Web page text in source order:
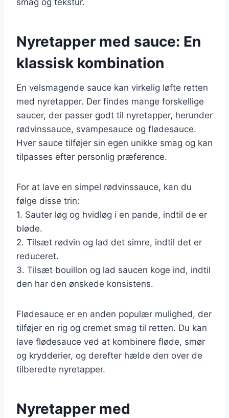
Nyretapper med sauce: En
klassisk kombination
En velsmagende sauce kan virkelig løfte retten
med nyretapper. Der findes mange forskellige
saucer, der passer godt til nyretapper, herunder
rødvinssauce, svampesauce og flødesauce.
Hver sauce tilføjer sin egen unikke smag og kan
tilpasses efter personlig præference.
For at lave en simpel rødvinssauce, kan du
følge disse trin:
1. Sauter løg og hvidløg i en pande, indtil de er
bløde.
2. Tilsæt rødvin og lad det simre, indtil det er
reduceret.
3. Tilsæt bouillon og lad saucen koge ind, indtil
den har den ønskede konsistens.
Flødesauce er en anden populær mulighed, der
tilføjer en rig og cremet smag til retten. Du kan
lave flødesauce ved at kombinere fløde, smør
og krydderier, og derefter hælde den over de
tilberedte nyretapper.
Nyretapper med